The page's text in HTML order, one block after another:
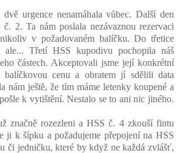
urgence nenamáhala vůbec. Další den
2. Ta nám poslala nezávaznou rezervaci
v požadovaném balíčku. Do třetice
ale... Třetí HSS kupodivu pochopila náš
částech. Akceptovali jsme její konkrétní
cenu a obratem jí sdělili data
nám ještě, že tím máme letenky koupené a
k vytištění. Nestalo se to ani nic jiného.
značně rozezleni a HSS č. 4 zkouší fintu
ji k šípku a požadujeme přepojení na HSS
či jedničku, které by když ne každá zvlášť,